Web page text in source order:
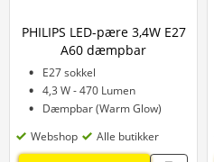
PHILIPS LED-pære 3,4W E27
A60 dæmpbar
E27 sokkel
4,3 W - 470 Lumen
Dæmpbar (Warm Glow)
Webshop Alle butikker